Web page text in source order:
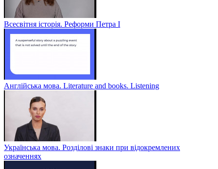
Всесвітня історія. Реформи Петра І
Англійська мова. Literature and books. Listening
Українська мова. Розділові знаки при відокремлених
означеннях